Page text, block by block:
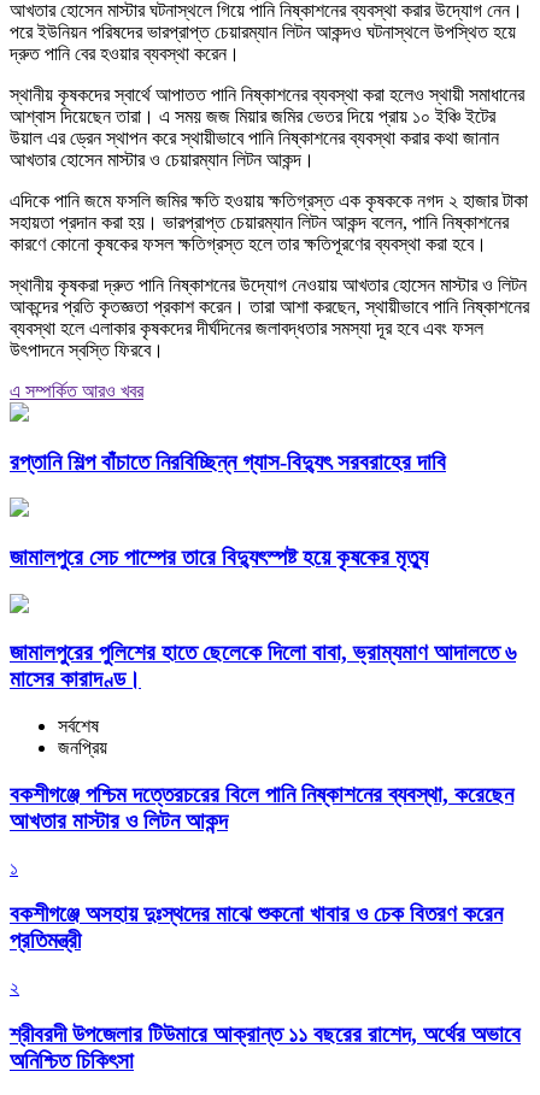
আখতার হোসেন মাস্টার ঘটনাস্থলে গিয়ে পানি নিষ্কাশনের ব্যবস্থা করার উদ্যোগ নেন।
পরে ইউনিয়ন পরিষদের ভারপ্রাপ্ত চেয়ারম্যান লিটন আকন্দও ঘটনাস্থলে উপস্থিত হয়ে
দ্রুত পানি বের হওয়ার ব্যবস্থা করেন।
স্থানীয় কৃষকদের স্বার্থে আপাতত পানি নিষ্কাশনের ব্যবস্থা করা হলেও স্থায়ী সমাধানের
আশ্বাস দিয়েছেন তারা। এ সময় জজ মিয়ার জমির ভেতর দিয়ে প্রায় ১০ ইঞ্চি ইটের
উয়াল এর ড্রেন স্থাপন করে স্থায়ীভাবে পানি নিষ্কাশনের ব্যবস্থা করার কথা জানান
আখতার হোসেন মাস্টার ও চেয়ারম্যান লিটন আকন্দ।
এদিকে পানি জমে ফসলি জমির ক্ষতি হওয়ায় ক্ষতিগ্রস্ত এক কৃষককে নগদ ২ হাজার টাকা
সহায়তা প্রদান করা হয়। ভারপ্রাপ্ত চেয়ারম্যান লিটন আকন্দ বলেন, পানি নিষ্কাশনের
কারণে কোনো কৃষকের ফসল ক্ষতিগ্রস্ত হলে তার ক্ষতিপূরণের ব্যবস্থা করা হবে।
স্থানীয় কৃষকরা দ্রুত পানি নিষ্কাশনের উদ্যোগ নেওয়ায় আখতার হোসেন মাস্টার ও লিটন
আকন্দের প্রতি কৃতজ্ঞতা প্রকাশ করেন। তারা আশা করছেন, স্থায়ীভাবে পানি নিষ্কাশনের
ব্যবস্থা হলে এলাকার কৃষকদের দীর্ঘদিনের জলাবদ্ধতার সমস্যা দূর হবে এবং ফসল
উৎপাদনে স্বস্তি ফিরবে।
এ সম্পর্কিত আরও খবর
রপ্তানি শিল্প বাঁচাতে নিরবিচ্ছিন্ন গ্যাস-বিদ্যুৎ সরবরাহের দাবি
জামালপুরে সেচ পাম্পের তারে বিদ্যুৎস্পষ্ট হয়ে কৃষকের মৃত্যু
জামালপুরের পুলিশের হাতে ছেলেকে দিলো বাবা, ভ্রাম্যমাণ আদালতে ৬
মাসের কারাদণ্ড।
সর্বশেষ
জনপ্রিয়
বকশীগঞ্জে পশ্চিম দত্তেরচরের বিলে পানি নিষ্কাশনের ব্যবস্থা, করেছেন
আখতার মাস্টার ও লিটন আকন্দ
১
বকশীগঞ্জে অসহায় দুঃস্থদের মাঝে শুকনো খাবার ও চেক বিতরণ করেন
প্রতিমন্ত্রী
২
শ্রীবরদী উপজেলার টিউমারে আক্রান্ত ১১ বছরের রাশেদ, অর্থের অভাবে
অনিশ্চিত চিকিৎসা